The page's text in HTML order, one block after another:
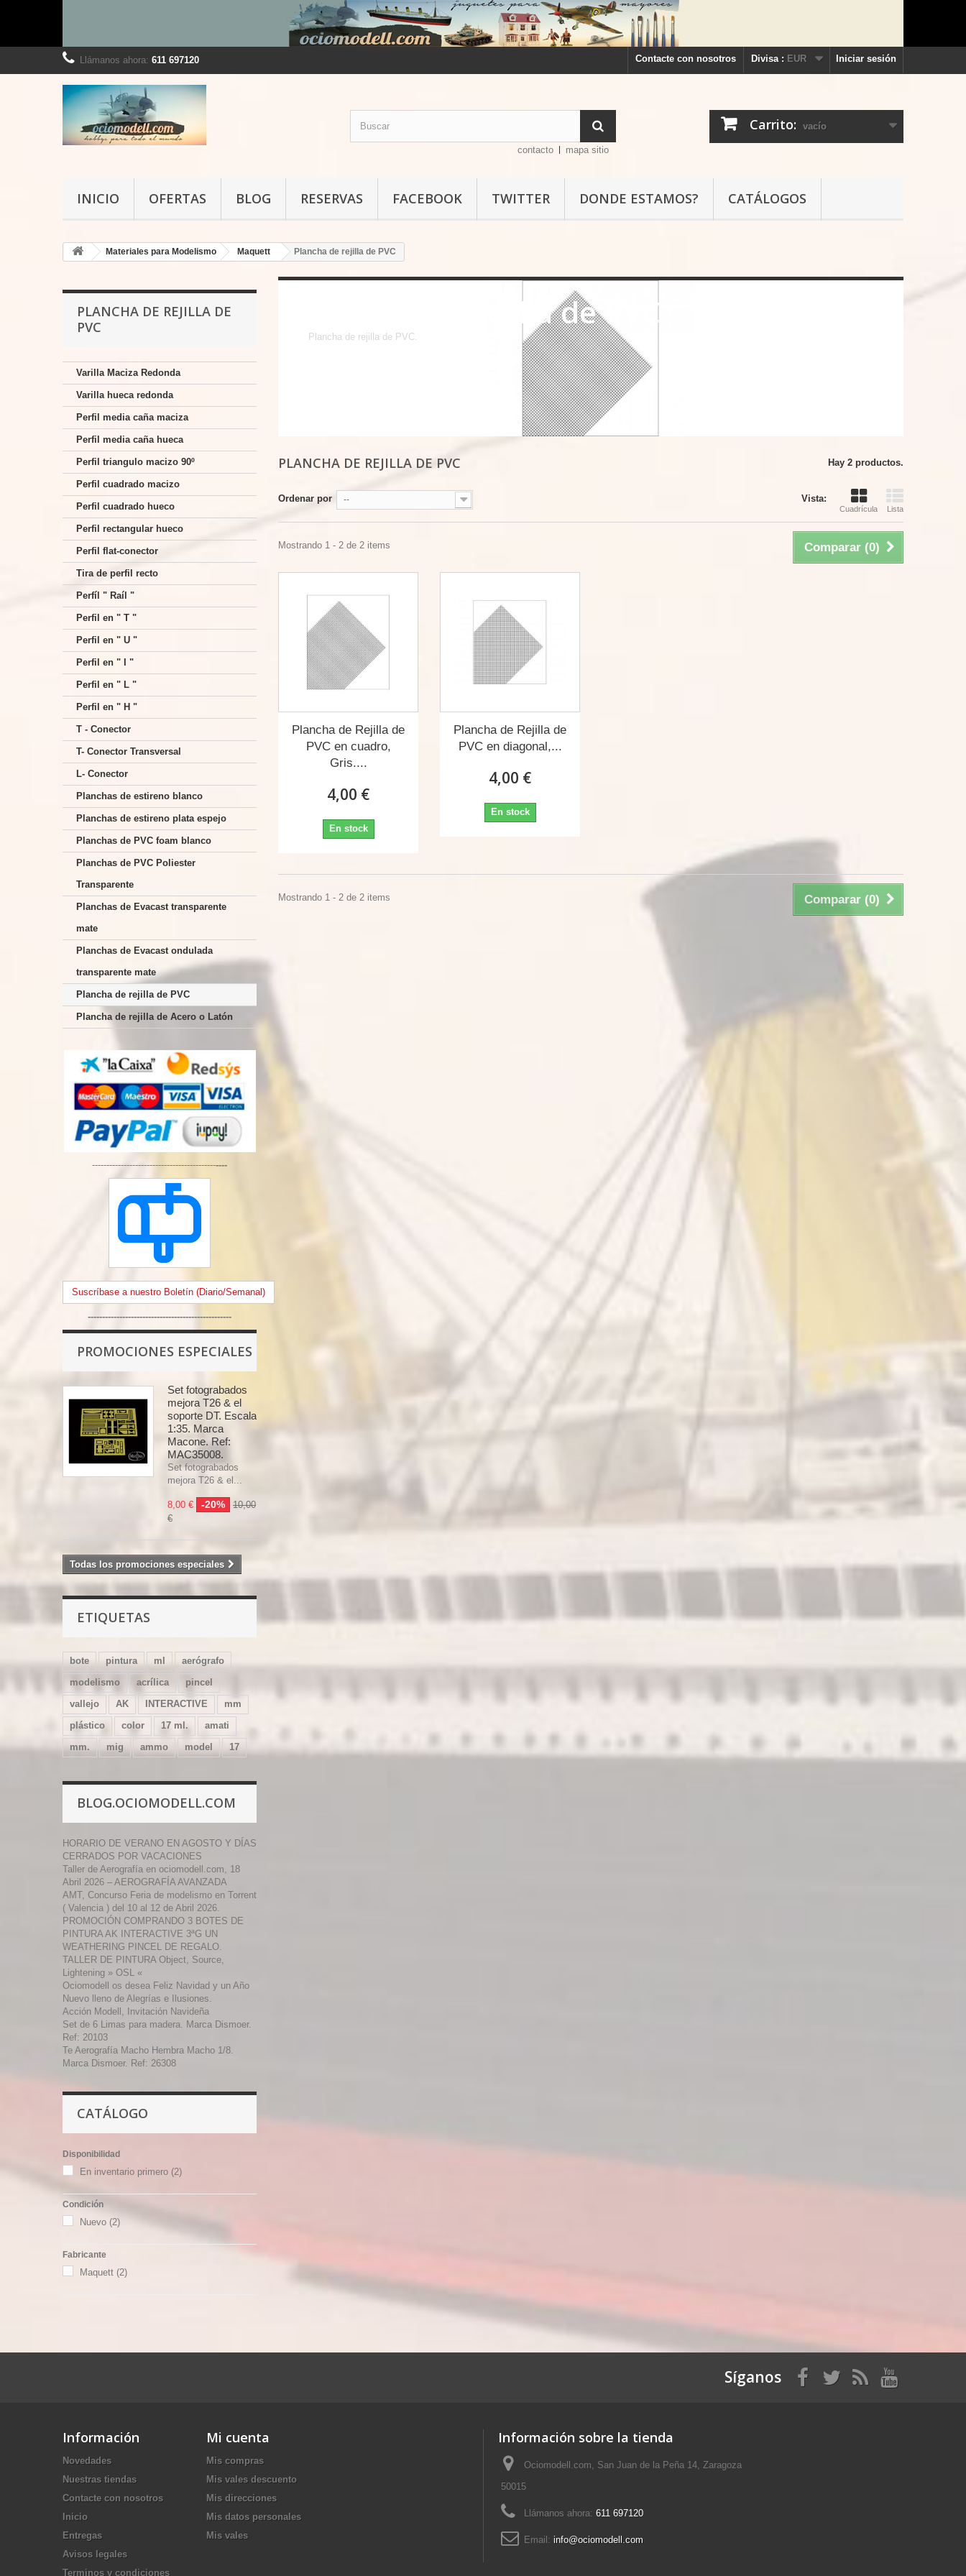
Iniciar sesión
Divisa : EUR
Contacte con nosotros
Llámanos ahora: 611 697120
Carrito: vacío
contacto mapa sitio
INICIO OFERTAS BLOG RESERVAS FACEBOOK TWITTER DONDE ESTAMOS? CATÁLOGOS
Materiales para Modelismo Maquett Plancha de rejilla de PVC
PLANCHA DE REJILLA DE
PVC
Varilla Maciza Redonda
Varilla hueca redonda
Perfil media caña maciza
Perfil media caña hueca
Perfil triangulo macizo 90º
Perfil cuadrado macizo
Perfil cuadrado hueco
Perfil rectangular hueco
Perfil flat-conector
Tira de perfil recto
Perfíl " Raíl "
Perfil en " T "
Perfil en " U "
Perfil en " I "
Perfil en " L "
Perfil en " H "
T - Conector
T- Conector Transversal
L- Conector
Planchas de estireno blanco
Planchas de estireno plata espejo
Planchas de PVC foam blanco
Planchas de PVC Poliester
Transparente
Planchas de Evacast transparente
mate
Planchas de Evacast ondulada
transparente mate
Plancha de rejilla de PVC
Plancha de rejilla de Acero o Latón
-----------------------------------------------
Suscríbase a nuestro Boletín (Diario/Semanal)
--------------------------------------------------
PROMOCIONES ESPECIALES
Set fotograbados
mejora T26 & el
soporte DT. Escala
1:35. Marca
Macone. Ref:
MAC35008.
Set fotograbados
mejora T26 & el...
8,00 € -20%
10,00
€
Todas los promociones especiales
ETIQUETAS
bote pintura ml
aerógrafo
modelismo
acrílica
pincel
vallejo
AK INTERACTIVE
mm
plástico
color 17 ml.
amati
mm.
mig ammo model 17
BLOG.OCIOMODELL.COM
HORARIO DE VERANO EN AGOSTO Y DÍAS
CERRADOS POR VACACIONES
Taller de Aerografía en ociomodell.com, 18
Abril 2026 – AEROGRAFÍA AVANZADA
AMT, Concurso Feria de modelismo en Torrent
( Valencia ) del 10 al 12 de Abril 2026.
PROMOCIÓN COMPRANDO 3 BOTES DE
PINTURA AK INTERACTIVE 3ªG UN
WEATHERING PINCEL DE REGALO.
TALLER DE PINTURA Object, Source,
Lightening » OSL «
Ociomodell os desea Feliz Navidad y un Año
Nuevo lleno de Alegrías e Ilusiones.
Acción Modell, Invitación Navideña
Set de 6 Limas para madera. Marca Dismoer.
Ref: 20103
Te Aerografía Macho Hembra Macho 1/8.
Marca Dismoer. Ref: 26308
CATÁLOGO
Disponibilidad
En inventario primero (2)
Condición
Nuevo (2)
Fabricante
Maquett (2)
Plancha de rejilla de PVC
Plancha de rejilla de PVC.
PLANCHA DE REJILLA DE PVC Hay 2 productos.
Vista:
Cuadrícula Lista
Ordenar por --
Comparar (0)
Mostrando 1 - 2 de 2 items
Plancha de Rejilla de
PVC en cuadro,
Gris....
4,00 €
En stock
Plancha de Rejilla de
PVC en diagonal,...
4,00 €
En stock
Comparar (0)
Mostrando 1 - 2 de 2 items
Síganos
Información
Novedades
Nuestras tiendas
Contacte con nosotros
Inicio
Entregas
Avisos legales
Terminos y condiciones
Mi cuenta
Mis compras
Mis vales descuento
Mis direcciones
Mis datos personales
Mis vales
Información sobre la tienda
Ociomodell.com, San Juan de la Peña 14, Zaragoza
50015
Llámanos ahora: 611 697120
Email: info@ociomodell.com